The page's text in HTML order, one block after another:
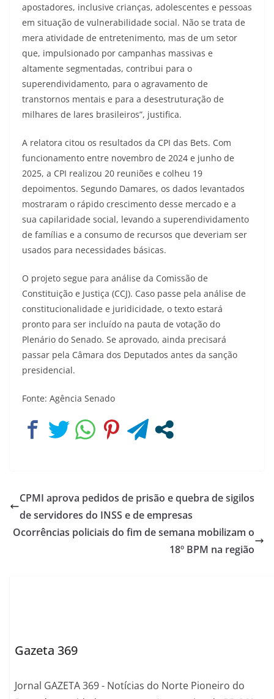
apostadores, inclusive crianças, adolescentes e pessoas
em situação de vulnerabilidade social. Não se trata de
mera atividade de entretenimento, mas de um setor
que, impulsionado por campanhas massivas e
altamente segmentadas, contribui para o
superendividamento, para o agravamento de
transtornos mentais e para a desestruturação de
milhares de lares brasileiros”, justifica.
A relatora citou os resultados da CPI das Bets. Com
funcionamento entre novembro de 2024 e junho de
2025, a CPI realizou 20 reuniões e colheu 19
depoimentos. Segundo Damares, os dados levantados
mostraram o rápido crescimento desse mercado e a
sua capilaridade social, levando a superendividamento
de famílias e a consumo de recursos que deveriam ser
usados para necessidades básicas.
O projeto segue para análise da Comissão de
Constituição e Justiça (CCJ). Caso passe pela análise de
constitucionalidade e juridicidade, o texto estará
pronto para ser incluído na pauta de votação do
Plenário do Senado. Se aprovado, ainda precisará
passar pela Câmara dos Deputados antes da sanção
presidencial.
Fonte: Agência Senado
CPMI aprova pedidos de prisão e quebra de sigilos
de servidores do INSS e de empresas
Ocorrências policiais do fim de semana mobilizam o
18º BPM na região
Gazeta 369
Jornal GAZETA 369 - Notícias do Norte Pioneiro do